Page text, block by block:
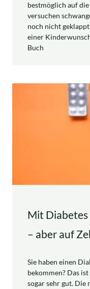
bestmöglich auf
versuchen
noch nicht
einer
Buch
Mit Diabetes
– aber auf
Sie haben einen
bekommen? Das
sogar sehr gut. Die